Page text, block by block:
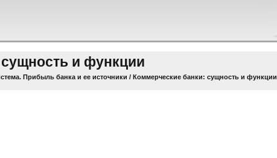
и функции
Прибыль банка и ее источники / Коммерческие банки: сущность и функции